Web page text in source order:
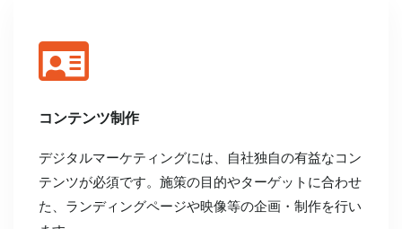
コンテンツ制作
デジタルマーケティングには、自社独自の有益なコン
テンツが必須です。施策の目的やターゲットに合わせ
た、ランディングページや映像等の企画・制作を行い